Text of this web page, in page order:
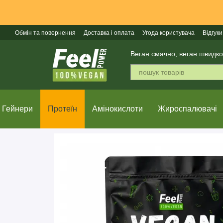
Обмін та повернення Доставка і оплата Угода користувача Відгуки
Веган смачно, веган
Гейнери Протеїн Амінокислоти Жироспалювачі